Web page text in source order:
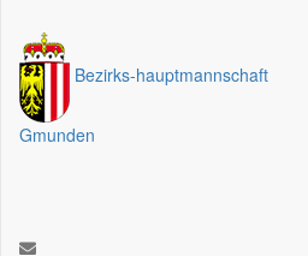
Bezirks-hauptmannschaft
Gmunden